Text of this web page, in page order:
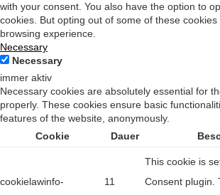
with your consent. You also have the option to
cookies. But opting out of some of these
browsing experience.
Necessary
Necessary
immer aktiv
Necessary cookies are absolutely essential for
properly. These cookies ensure basic
features of the website, anonymously.
Cookie
Dauer
cookielawinfo-
11
This cookie is
Consent plugin.